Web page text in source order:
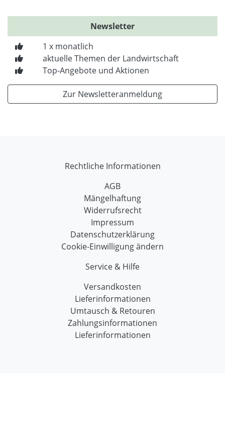
Newsletter
1 x monatlich
aktuelle Themen der Landwirtschaft
Top-Angebote und Aktionen
Zur Newsletteranmeldung
Rechtliche Informationen
AGB
Mängelhaftung
Widerrufsrecht
Impressum
Datenschutzerklärung
Cookie-Einwilligung ändern
Service & Hilfe
Versandkosten
Lieferinformationen
Umtausch & Retouren
Zahlungsinformationen
Lieferinformationen